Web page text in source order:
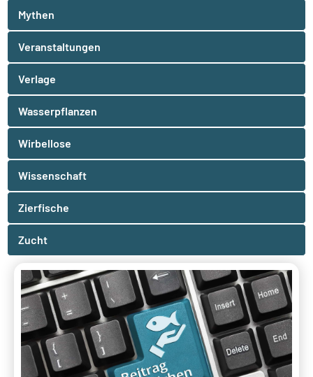
Mythen
Veranstaltungen
Verlage
Wasserpflanzen
Wirbellose
Wissenschaft
Zierfische
Zucht